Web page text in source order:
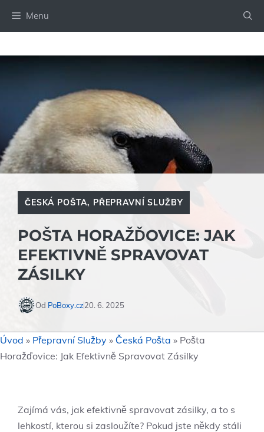
Menu
ČESKÁ POŠTA, PŘEPRAVNÍ SLUŽBY
POŠTA HORAŽĎOVICE: JAK
EFEKTIVNĚ SPRAVOVAT
ZÁSILKY
Od PoBoxy.cz20. 6. 2025
Úvod » Přepravní Služby » Česká Pošta » Pošta
Horažďovice: Jak Efektivně Spravovat Zásilky
Zajímá vás, jak efektivně spravovat zásilky, a to s
lehkostí, kterou si zasloužíte? Pokud jste někdy stáli